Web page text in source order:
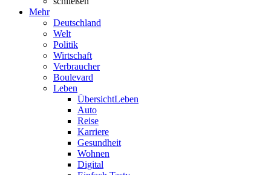
Mehr
Deutschland
Welt
Politik
Wirtschaft
Verbraucher
Boulevard
Leben
ÜbersichtLeben
Auto
Reise
Karriere
Gesundheit
Wohnen
Digital